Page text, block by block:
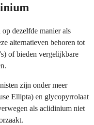
dezelfde manier als
alternatieven behoren tot
of bieden vergelijkbare
zijn onder meer
Ellipta) en glycopyrrolaat
als aclidinium niet